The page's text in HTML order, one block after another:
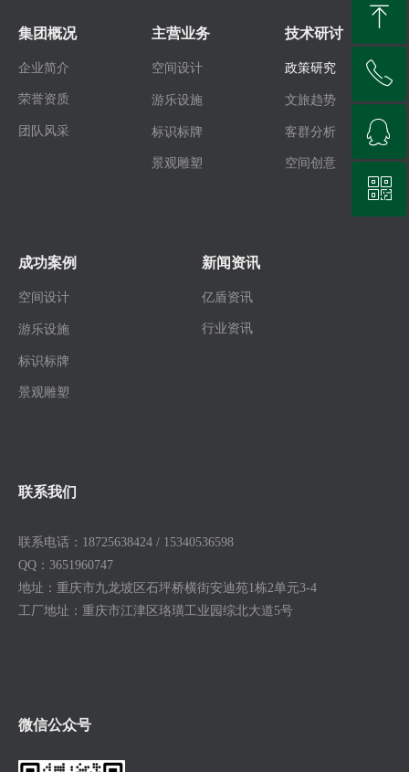
微信公众号
集团概况
企业简介
荣誉资质
团队风采
主营业务
空间设计
游乐设施
标识标牌
景观雕塑
技术研讨
政策研究
文旅趋势
客群分析
空间创意
联系我们
联系电话： 18725638424 / 15340536598
QQ：3651960747
地址： 重庆市九龙坡区石坪桥横街安迪苑1栋2单元3-4
工厂地址： 重庆市江津区珞璜工业园综北大道5号
成功案例
空间设计
游乐设施
标识标牌
景观雕塑
新闻资讯
亿盾资讯
行业资讯
ꁸ
回到顶部
ꂅ
ꁗ
QQ客服
ꀥ